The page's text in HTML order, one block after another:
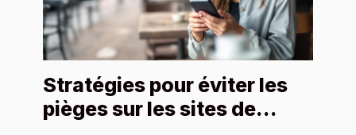
Stratégies pour éviter les
pièges sur les sites de